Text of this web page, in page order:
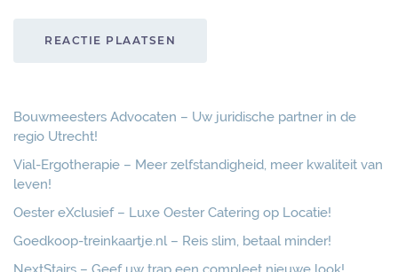
REACTIE PLAATSEN
Bouwmeesters Advocaten – Uw juridische partner in de
regio Utrecht!
Vial-Ergotherapie – Meer zelfstandigheid, meer kwaliteit van
leven!
Oester eXclusief – Luxe Oester Catering op Locatie!
Goedkoop-treinkaartje.nl – Reis slim, betaal minder!